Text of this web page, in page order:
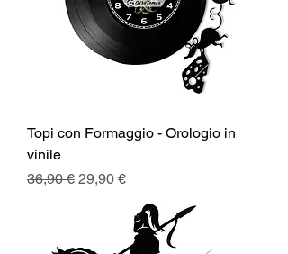
Topi con Formaggio - Orologio in
vinile
Prezzo regolare
36,90 € Prezzo scontato
29,90 €